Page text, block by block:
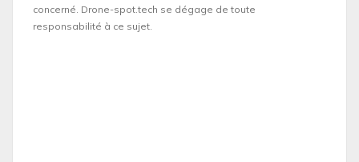
concerné. Drone-spot.tech se dégage de toute
responsabilité à ce sujet.